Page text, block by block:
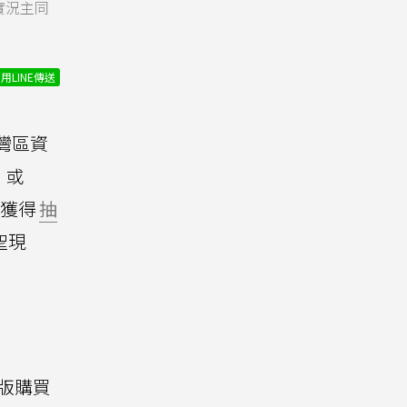
況主同
用LINE傳送
區資
或
得抽
現
購買